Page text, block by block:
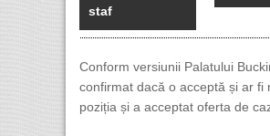
staf
Conform versiunii Palatului
confirmat dacă o acceptă și ar
poziția și a acceptat oferta de